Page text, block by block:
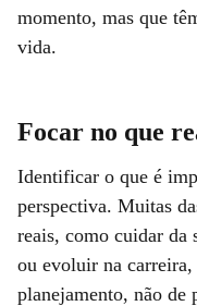
momento, mas que
vida.
Focar no que
Identificar o que é
perspectiva. Muitas
reais, como cuidar da
ou evoluir na carreira,
planejamento, não de